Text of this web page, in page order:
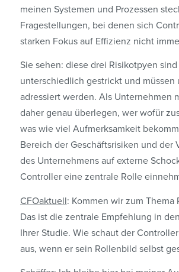
meinen Systemen und Prozessen
Frage­stellungen, bei denen sich
starken Fokus auf Effizienz nicht
Sie sehen: diese drei Risikotpyen sind
unterschiedlich gestrickt und müssen
adressiert werden. Als Unternehmen
daher genau überlegen, wer wofür
was wie viel Aufmerksamkeit
Bereich der Geschäftsrisiken und der
des Unternehmens auf externe
Controller eine zentrale Rolle
CFOaktuell: Kommen wir zum Thema
Das ist die zentrale Empfehlung in
Ihrer Studie. Wie schaut der
aus, wenn er sein Rollenbild selbst